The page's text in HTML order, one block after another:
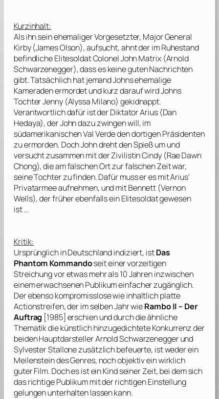
Kurzinhalt:
Als ihn sein ehemaliger Vorgesetzter, Major General
Kirby (James Olson), aufsucht, ahnt der im Ruhestand
befindliche Elitesoldat Colonel John Matrix (Arnold
Schwarzenegger), dass es keine guten Nachrichten
gibt. Tatsächlich hat jemand Johns ehemalige
Kameraden ermordet und kurz darauf wird Johns
Tochter Jenny (Alyssa Milano) gekidnappt.
Verantwortlich dafür ist der Diktator Arius (Dan
Hedaya), der John dazu zwingen will, im
südamerikanischen Val Verde den dortigen Präsidenten
zu ermorden. Doch John dreht den Spieß um und
versucht zusammen mit der Zivilistin Cindy (Rae Dawn
Chong), die am falschen Ort zur falschen Zeit war,
seine Tochter zu finden. Dafür muss er es mit Arius’
Privatarmee aufnehmen, und mit Bennett (Vernon
Wells), der früher ebenfalls ein Elitesoldat gewesen
ist …
Kritik:
Ursprünglich in Deutschland indiziert, istDas
Phantom Kommandoseit einer vorzeitigen
Streichung vor etwas mehr als 10 Jahren inzwischen
einem erwachsenen Publikum einfacher zugänglich.
Der ebenso kompromisslose wie inhaltlich platte
Actionstreifen, der im selben Jahr wieRambo II – Der
Auftrag [1985] erschien und durch die ähnliche
Thematik die künstlich hinzugedichtete Konkurrenz der
beiden HauptdarstellerArnold Schwarzeneggerund
Sylvester Stallonezusätzlich befeuerte, ist weder ein
Meilenstein des Genres, noch objektiv ein wirklich
guter Film. Doch es ist ein Kind seiner Zeit, bei dem sich
das richtige Publikum mit der richtigen Einstellung
gelungen unterhalten lassen kann.